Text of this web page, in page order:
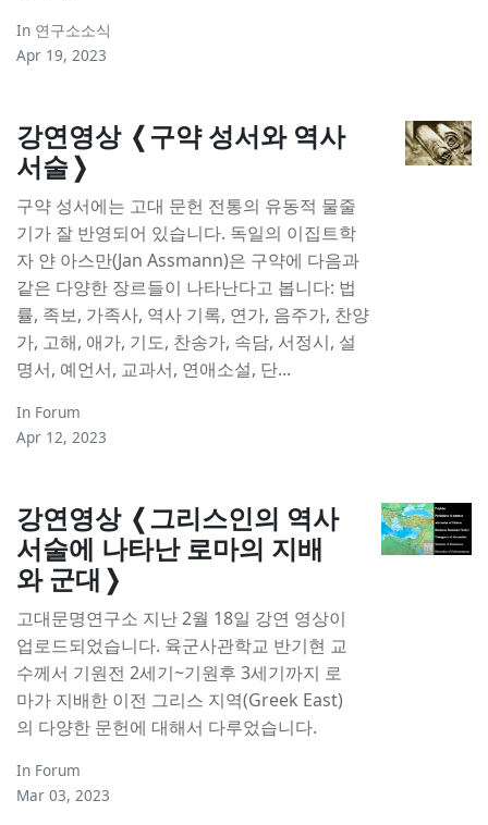
In 연구소소식
Apr 19, 2023
강연영상 ❬구약 성서와 역사
서술❭
구약 성서에는 고대 문헌 전통의 유동적 물줄
기가 잘 반영되어 있습니다. 독일의 이집트학
자 얀 아스만(Jan Assmann)은 구약에 다음과
같은 다양한 장르들이 나타난다고 봅니다: 법
률, 족보, 가족사, 역사 기록, 연가, 음주가, 찬양
가, 고해, 애가, 기도, 찬송가, 속담, 서정시, 설
명서, 예언서, 교과서, 연애소설, 단...
In Forum
Apr 12, 2023
강연영상 ❬그리스인의 역사
서술에 나타난 로마의 지배
와 군대❭
고대문명연구소 지난 2월 18일 강연 영상이
업로드되었습니다. 육군사관학교 반기현 교
수께서 기원전 2세기~기원후 3세기까지 로
마가 지배한 이전 그리스 지역(Greek East)
의 다양한 문헌에 대해서 다루었습니다.
In Forum
Mar 03, 2023